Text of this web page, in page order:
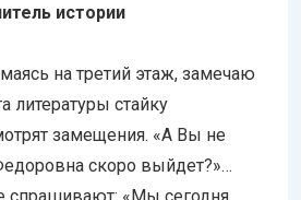
истории
на третий этаж, замечаю
литературы стайку
замещения. «А Вы не
скоро выйдет?»…
спрашивают: «Мы сегодня